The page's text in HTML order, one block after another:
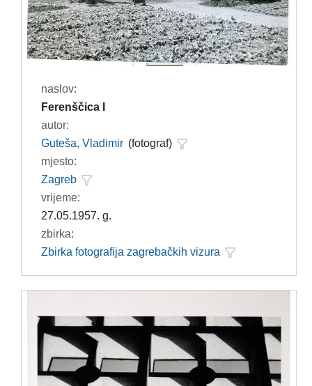
naslov:
Ferenščica I
autor:
Guteša, Vladimir (fotograf)
mjesto:
Zagreb
vrijeme:
27.05.1957. g.
zbirka:
Zbirka fotografija zagrebačkih vizura